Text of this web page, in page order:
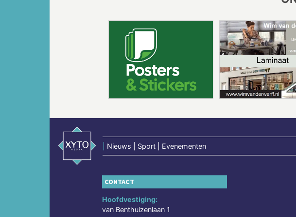
Nieuws | Sport | Evenementen
CONTACT
Hoofdvestiging:
van Benthuizenlaan 1